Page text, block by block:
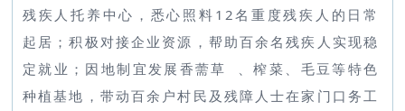
残疾人托养中心，悉心照料12名重度残疾人的日常
起居；积极对接企业资源，帮助百余名残疾人实现稳
定就业；因地制宜发展 香薷草
、榨菜、毛豆等特色
种植基地，带动百余户村民及残障人士在家门口务工